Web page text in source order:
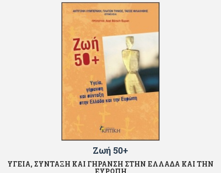
Ζωή 50+
ΥΓΕΙΑ, ΣΥΝΤΑΞΗ ΚΑΙ ΓΗΡΑΝΣΗ ΣΤΗΝ ΕΛΛΑΔΑ ΚΑΙ ΤΗΝ